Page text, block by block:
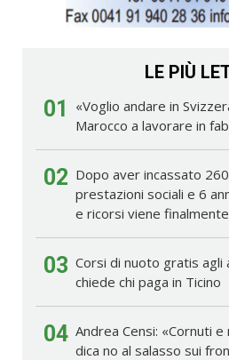
LE PIÙ
01
«Voglio andare in
Marocco a lavorare in
02 Dopo aver incassato
prestazioni sociali e 6
e ricorsi viene
03 Corsi di nuoto gratis agli
chiede chi paga in Ticino
04 Andrea Censi: «Cornuti
dica no al salasso sui